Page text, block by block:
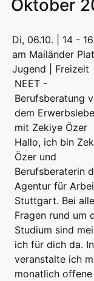
Oktober
Di, 06.10. | 14 -
am Mailänder
Jugend | Freizeit
NEET -
Berufsberatung
dem
mit Zekiye Özer
Hallo, ich bin
Özer und
Berufsberaterin
Agentur für
Stuttgart. Bei
Fragen rund um
Studium sind
ich für dich da.
veranstalte ich
monatlich